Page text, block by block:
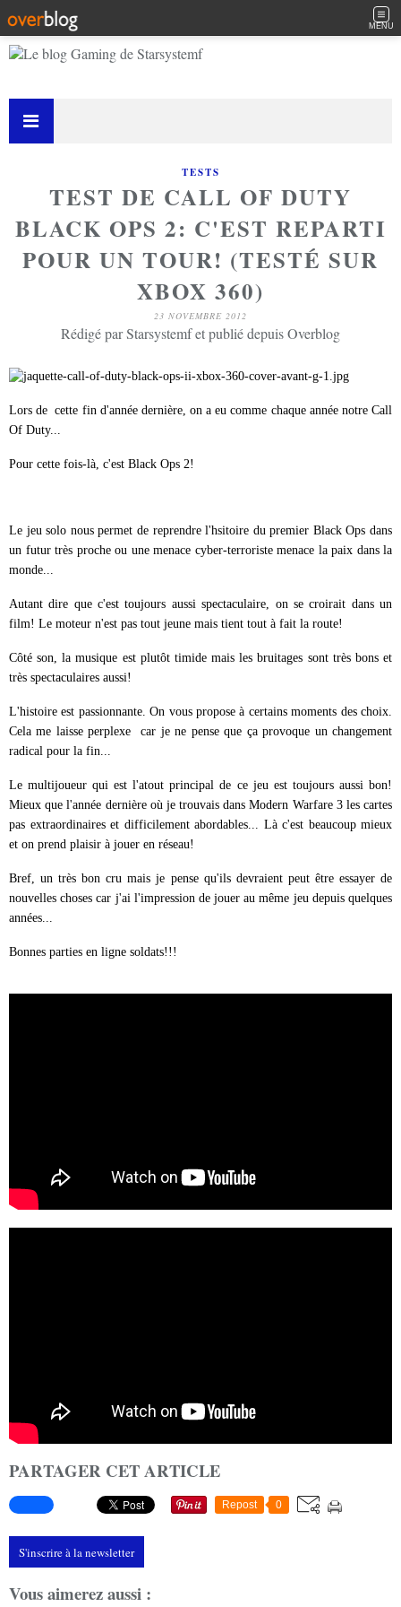
MENU
TESTS
TEST DE CALL OF DUTY
BLACK OPS 2: C'EST REPARTI
POUR UN TOUR! (TESTÉ SUR
XBOX 360)
23 NOVEMBRE 2012
Rédigé par Starsystemf et publié depuis Overblog
Lors de cette fin d'année dernière, on a eu comme chaque année notre Call
Of Duty...
Pour cette fois-là, c'est Black Ops 2!
Le jeu solo nous permet de reprendre l'hsitoire du premier Black Ops dans
un futur très proche ou une menace cyber-terroriste menace la paix dans la
monde...
Autant dire que c'est toujours aussi spectaculaire, on se croirait dans un
film! Le moteur n'est pas tout jeune mais tient tout à fait la route!
Côté son, la musique est plutôt timide mais les bruitages sont très bons et
très spectaculaires aussi!
L'histoire est passionnante. On vous propose à certains moments des choix.
Cela me laisse perplexe car je ne pense que ça provoque un changement
radical pour la fin...
Le multijoueur qui est l'atout principal de ce jeu est toujours aussi bon!
Mieux que l'année dernière où je trouvais dans Modern Warfare 3 les cartes
pas extraordinaires et difficilement abordables... Là c'est beaucoup mieux
et on prend plaisir à jouer en réseau!
Bref, un très bon cru mais je pense qu'ils devraient peut être essayer de
nouvelles choses car j'ai l'impression de jouer au même jeu depuis quelques
années...
Bonnes parties en ligne soldats!!!
PARTAGER CET ARTICLE
Repost 0
S'inscrire à la newsletter
Vous aimerez aussi :